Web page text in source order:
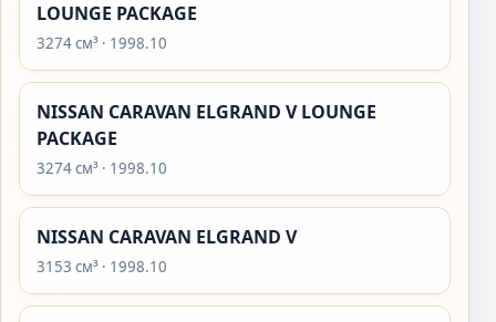
LOUNGE PACKAGE
3274 см³ · 1998.10
NISSAN CARAVAN ELGRAND V LOUNGE
PACKAGE
3274 см³ · 1998.10
NISSAN CARAVAN ELGRAND V
3153 см³ · 1998.10